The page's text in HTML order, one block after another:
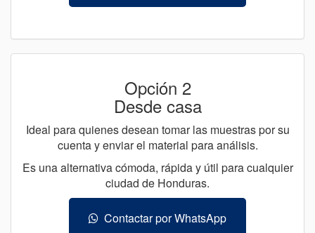
Opción 2
Desde casa
Ideal para quienes desean tomar las muestras por su
cuenta y enviar el material para análisis.
Es una alternativa cómoda, rápida y útil para cualquier
ciudad de Honduras.
Contactar por WhatsApp